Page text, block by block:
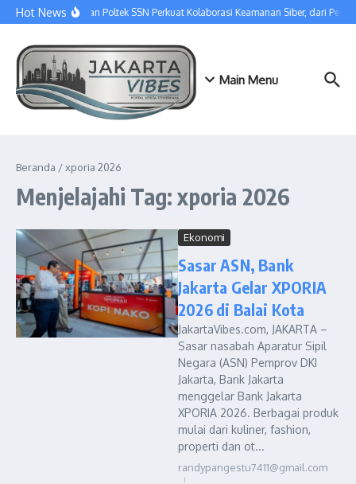
Lewati ke konten
Hot NewsSGU dan Poltek SSN Perkuat Kolaborasi Keamanan Siber, dari
Main Menu
Beranda /xporia 2026
Menjelajahi Tag: xporia 2026
Ekonomi
Sasar ASN, Bank
Jakarta Gelar XPORIA
2026 di Balai Kota
JakartaVibes.com, JAKARTA –
Sasar nasabah Aparatur Sipil
Negara (ASN) Pemprov DKI
Jakarta, Bank Jakarta
menggelar Bank Jakarta
XPORIA 2026. Berbagai produk
mulai dari kuliner, fashion,
properti dan ot...
randypangestu7411@gmail.com